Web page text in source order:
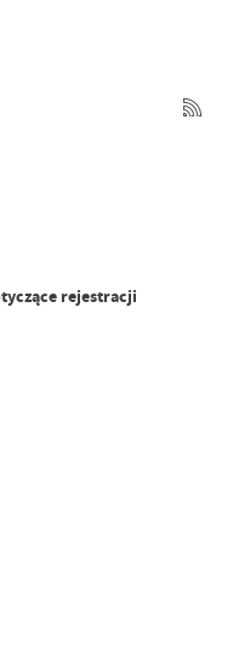
rejestracji